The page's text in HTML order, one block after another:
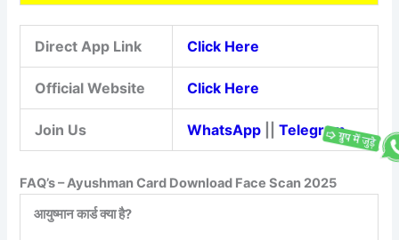
Direct App Link Click Here
Official Website Click Here
Join Us WhatsApp ||Telegram
FAQ’s – Ayushman Card Download Face Scan 2025
आयुष्मान कार्ड क्या है?